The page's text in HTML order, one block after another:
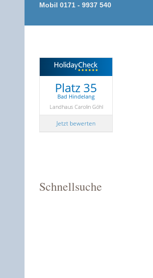
Mobil 0171 - 9937 540
Platz 35
Bad Hindelang
Landhaus Carolin Göhl
Jetzt bewerten
Schnellsuche